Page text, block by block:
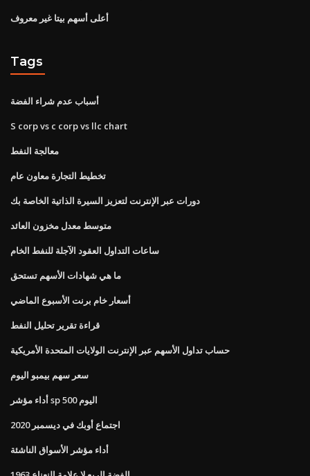
أعلى أسهم بيتا غير معروف
Tags
أسباب عدم شراء الفضة
S corp vs c corp vs llc chart
معالجة النفط
تخطيط التجارة معاون عام
دورات عبر الإنترنت لتعزيز السيرة الذاتية الخاصة بك
متوسط ​​معدل مخزون العائد
ساعات التداول العقود الآجلة للنفط الخام
ما هي شهادات الأسهم تستحق
أسعار خام برنت الأسبوع الماضي
قراءة تقرير تحليل النفط
حساب تداول الأسهم عبر الإنترنت الولايات المتحدة الأمريكية
سعر سهم بيمبو اليوم
أداء مؤشر sp 500 اليوم
اجتماع أوبك في ديسمبر 2020
أداء مؤشر الأسواق الناشئة